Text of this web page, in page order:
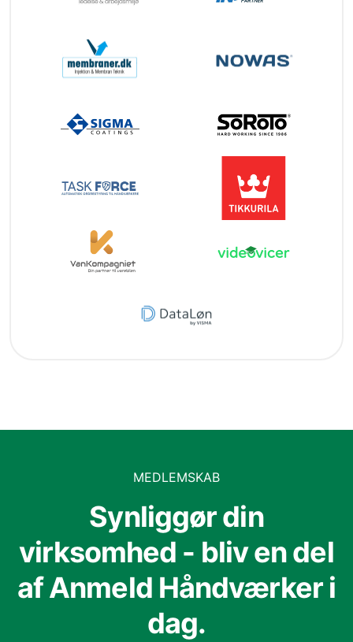
MEDLEMSKAB
Synliggør din
virksomhed - bliv en del
af Anmeld Håndværker i
dag.